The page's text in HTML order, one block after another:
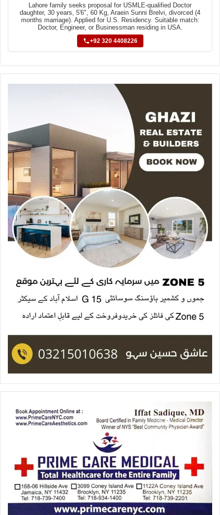
Lahore family seeks proposal for USMLE-qualified Doctor
daughter, 30 years, 5'6", 60 Kg, Araein Sunni Brelvi, divorced (4
months marriage). Applied for U.S. Residency. Suitable match:
Doctor, Engineer, or Businessman residing in USA.
+92 320 4408226